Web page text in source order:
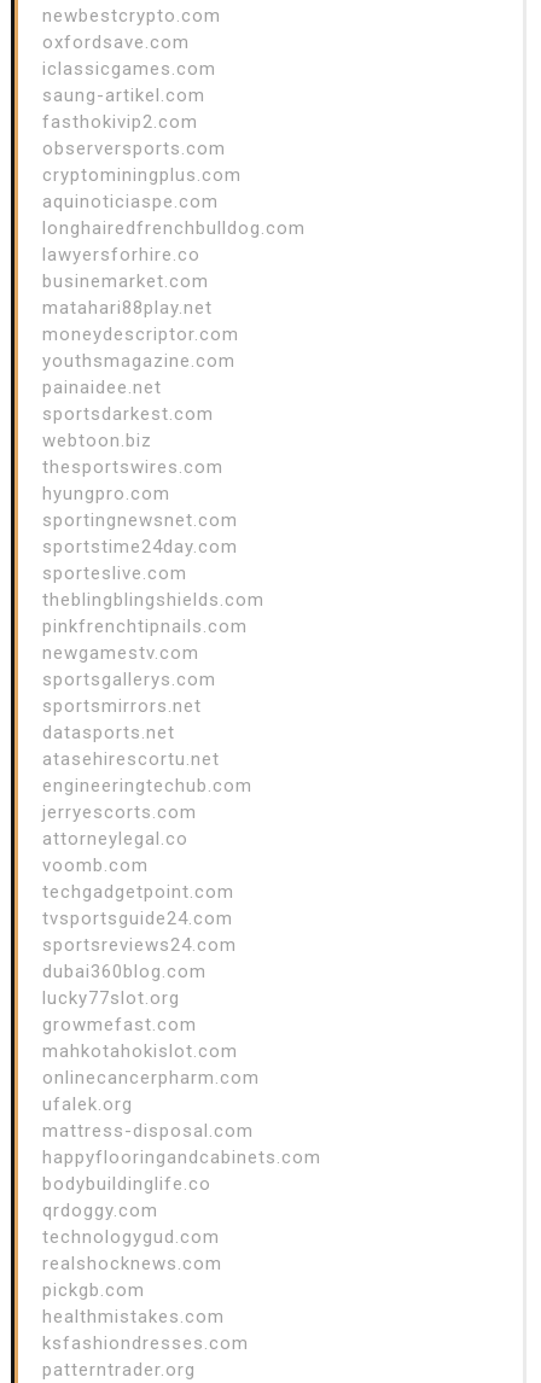
newbestcrypto.com
oxfordsave.com
iclassicgames.com
saung-artikel.com
fasthokivip2.com
observersports.com
cryptominingplus.com
aquinoticiaspe.com
longhairedfrenchbulldog.com
lawyersforhire.co
businemarket.com
matahari88play.net
moneydescriptor.com
youthsmagazine.com
painaidee.net
sportsdarkest.com
webtoon.biz
thesportswires.com
hyungpro.com
sportingnewsnet.com
sportstime24day.com
sporteslive.com
theblingblingshields.com
pinkfrenchtipnails.com
newgamestv.com
sportsgallerys.com
sportsmirrors.net
datasports.net
atasehirescortu.net
engineeringtechub.com
jerryescorts.com
attorneylegal.co
voomb.com
techgadgetpoint.com
tvsportsguide24.com
sportsreviews24.com
dubai360blog.com
lucky77slot.org
growmefast.com
mahkotahokislot.com
onlinecancerpharm.com
ufalek.org
mattress-disposal.com
happyflooringandcabinets.com
bodybuildinglife.co
qrdoggy.com
technologygud.com
realshocknews.com
pickgb.com
healthmistakes.com
ksfashiondresses.com
patterntrader.org